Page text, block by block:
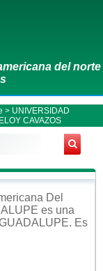
del norte
> UNIVERSIDAD
CAVAZOS
Del
es una
GUADALUPE. Es